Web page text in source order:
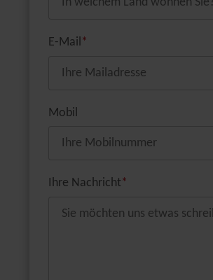
E-Mail*
Mobil
Ihre Nachricht*